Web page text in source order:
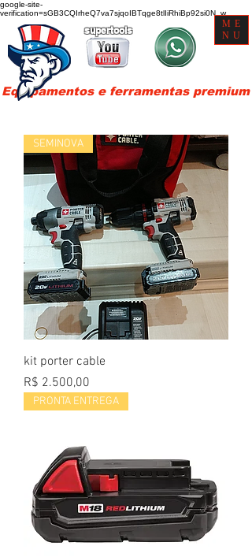
google-site-
verification=sGB3CQIrheQ7va7sjqoIBTqge8tlIiRhiBp92si0N_w
Equipamentos e ferramentas premium
supertools
ME
NU
SEMINOVA
kit porter cable
Preço
R$ 2.500,00
PRONTA ENTREGA